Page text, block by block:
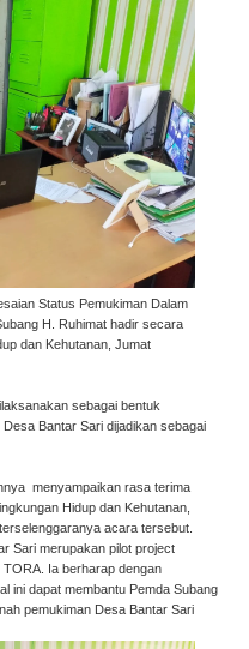
Status Pemukiman Dalam
H. Ruhimat hadir secara
dan Kehutanan, Jumat
sebagai bentuk
Bantar Sari dijadikan sebagai
menyampaikan rasa terima
Hidup dan Kehutanan,
acara tersebut.
Sari merupakan pilot project
Ia berharap dengan
ini dapat membantu Pemda Subang
pemukiman Desa Bantar Sari